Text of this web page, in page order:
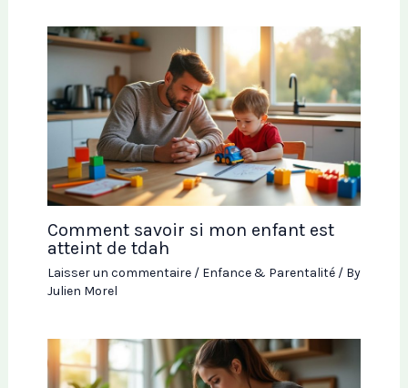
Comment savoir si mon enfant est
atteint de tdah
Laisser un commentaire / Enfance & Parentalité/ By
Julien Morel